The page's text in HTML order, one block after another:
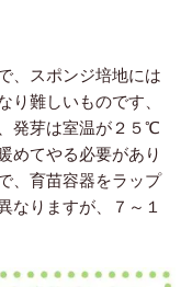
、スポンジ培地には
り難しいものです、
発芽は室温が２５℃
めてやる必要があり
、育苗容器をラップ
なりますが、７～１